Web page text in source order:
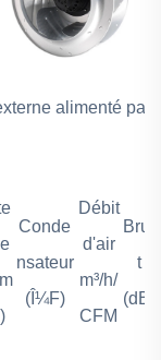
alimenté par
Conde
nsateur
(Î¼F)
Débit
d'air
m³/h/
CFM
Brui
t
(dB)